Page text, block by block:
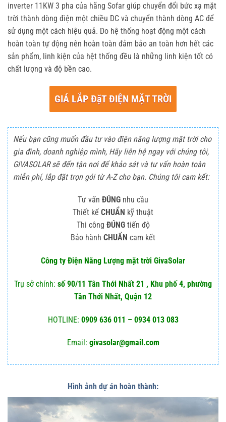
inverter 11KW 3 pha của hãng Sofar giúp chuyển đổi bức xạ mặt
trời thành dòng điện một chiều DC và chuyển thành dòng AC để
sử dụng một cách hiệu quả. Do hệ thống hoạt động một cách
hoàn toàn tự động nên hoàn toàn đảm bảo an toàn hơn hết các
sản phẩm, linh kiện của hệt thống đều là những linh kiện tốt có
chất lượng và độ bền cao.
GIÁ LẮP ĐặT ĐIỆN MẶT TRỜI
Nếu bạn cũng muốn đầu tư vào điện năng lượng mặt trời cho
gia đình, doanh nghiệp mình, Hãy liên hệ ngay với chúng tôi,
GIVASOLAR sẽ đến tận nơi để khảo sát và tư vấn hoàn toàn
miễn phí, lắp đặt trọn gói từ A-Z cho bạn. Chúng tôi cam kết:
Tư vấn ĐÚNG nhu cầu
Thiết kế CHUẨN kỹ thuật
Thi công ĐÚNGtiến độ
Bảo hành CHUẨN cam kết
Công ty Điện Năng Lượng mặt trời GivaSolar
Trụ sở chính: số 90/11 Tân Thới Nhất 21 , Khu phố 4, phường
Tân Thới Nhất, Quận 12
HOTLINE: 0909 636 011 – 0934 013 083
Email: givasolar@gmail.com
Hình ảnh dự án hoàn thành: